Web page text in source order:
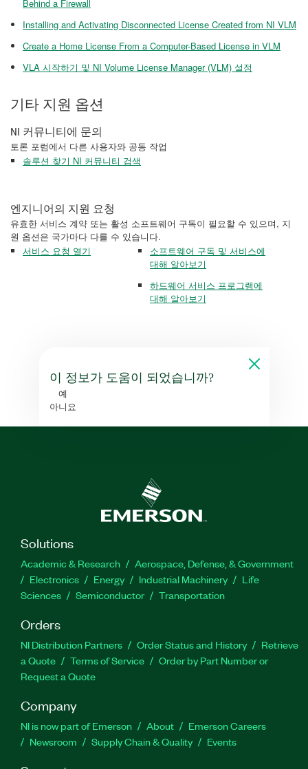
Behind a Firewall
Installing and Activating Disconnected License Created from NI VLM
Create a Home License From a Computer-Based License in VLM
VLA 시작하기 및 NI Volume License Manager (VLM) 설정
기타 지원 옵션
NI 커뮤니티에 문의
토론 포럼에서 다른 사용자와 공동 작업
솔루션 찾기 NI 커뮤니티 검색
엔지니어의 지원 요청
유효한 서비스 계약 또는 활성 소프트웨어 구독이 필요할 수 있으며, 지
원 옵션은 국가마다 다를 수 있습니다.
서비스 요청 열기
소프트웨어 구독 및 서비스에
대해 알아보기
하드웨어 서비스 프로그램에
대해 알아보기
이 정보가 도움이 되었습니까?
예
아니요
Solutions
Academic & Research
Aerospace, Defense, & Government
Electronics
Energy Industrial Machinery
Life
Sciences
Semiconductor Transportation
Orders
NI Distribution Partners Order Status and History
Retrieve
a Quote
Terms of Service
Order by Part Number or
Request a Quote
Company
NI is now part of Emerson About
Emerson Careers
Newsroom
Supply Chain & Quality Events